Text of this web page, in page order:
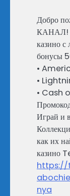
Добро
КАНАЛ!
казино с
бонусы
•
•
• Cash
Играй и
как их
казино
https://
nya